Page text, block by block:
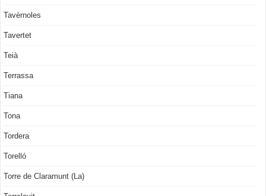
Tavèrnoles
Tavertet
Teià
Terrassa
Tiana
Tona
Tordera
Torelló
Torre de Claramunt (La)